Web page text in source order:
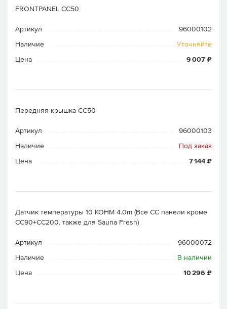
FRONTPANEL CC50
Артикул
96000102
Наличие
Уточняйте
Цена
9 007 ₽
Передняя крышка CC50
Артикул
96000103
Наличие
Под заказ
Цена
7 144 ₽
Датчик температуры 10 KOHM 4.0m (Все СС панели кроме
CC90+CC200. также для Sauna Fresh)
Артикул
96000072
Наличие
В наличии
Цена
10 296 ₽